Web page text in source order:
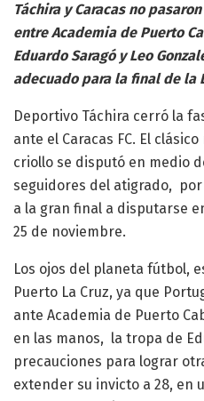
Táchira y Caracas no
entre Academia de Puerto
Eduardo Saragó y Leo
adecuado para la final de la
Deportivo Táchira cerró la
ante el Caracas FC. El
criollo se disputó en medio
seguidores del atigrado,
a la gran final a disputarse
25 de noviembre.
Los ojos del planeta fútbol,
Puerto La Cruz, ya que
ante Academia de Puerto
en las manos, la tropa de
precauciones para lograr
extender su invicto a 28, en